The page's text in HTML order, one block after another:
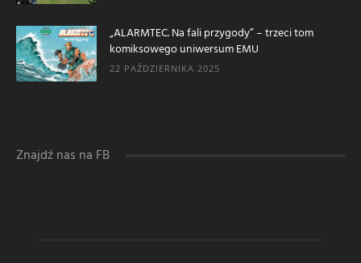
„ALARMTEC. Na fali przygody” – trzeci tom
komiksowego uniwersum EMU
22 PAŹDZIERNIKA 2025
Znajdź nas na FB